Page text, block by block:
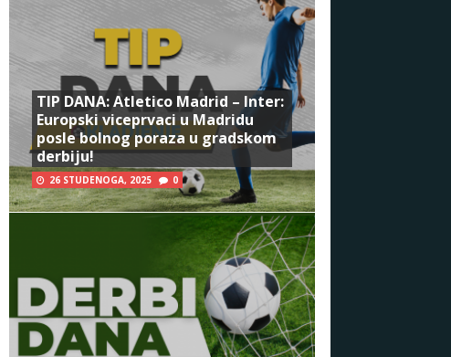
TIP DANA: Atletico Madrid – Inter:
Europski viceprvaci u Madridu
posle bolnog poraza u gradskom
derbiju!
26 STUDENOGA, 2025 0